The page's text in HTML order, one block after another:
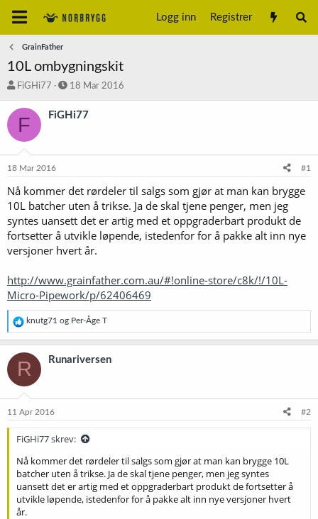
Logg inn Registrer
GrainFather
10L ombygningskit
T
å
t
e
r
FiGHi77
S
a
o
18 Mar 2016
F FiGHi77
18 Mar 2016 #1
Nå kommer det rørdeler til salgs som gjør at man kan brygge
10L batcher uten å trikse. Ja de skal tjene penger, men jeg
syntes uansett det er artig med et oppgraderbart produkt de
fortsetter å utvikle løpende, istedenfor for å pakke alt inn nye
versjoner hvert år.
http://www.grainfather.com.au/#!online-store/c8k/!/10L-
Micro-Pipework/p/62406469
R
e
a
k
s
j
o
e
knutg71 og Per-Åge T
R Runariversen
11 Apr 2016 #2
FiGHi77 skrev:
Nå kommer det rørdeler til salgs som gjør at man kan brygge 10L
batcher uten å trikse. Ja de skal tjene penger, men jeg syntes
uansett det er artig med et oppgraderbart produkt de fortsetter å
utvikle løpende, istedenfor for å pakke alt inn nye versjoner hvert
år.